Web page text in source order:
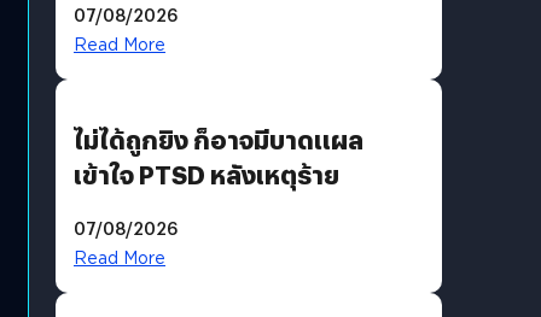
07/08/2026
Read More
ไม่ได้ถูกยิง ก็อาจมีบาดแผล
เข้าใจ PTSD หลังเหตุร้าย
07/08/2026
Read More